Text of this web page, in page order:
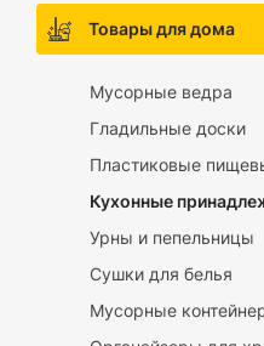
Товары для дома
Мусорные ведра
Гладильные доски
Пластиковые
Кухонные
Урны и пепельницы
Сушки для белья
Мусорные